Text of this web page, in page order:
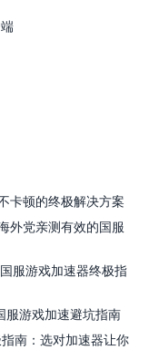
卡顿的终极解决方案
外党亲测有效的国服
服游戏加速器终极指
服游戏加速避坑指南
南：选对加速器让你